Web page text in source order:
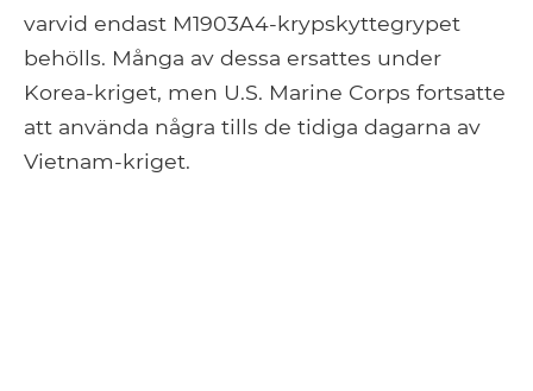
varvid endast M1903A4-krypskyttegrypet
behölls. Många av dessa ersattes under
Korea-kriget, men U.S. Marine Corps fortsatte
att använda några tills de tidiga dagarna av
Vietnam-kriget.